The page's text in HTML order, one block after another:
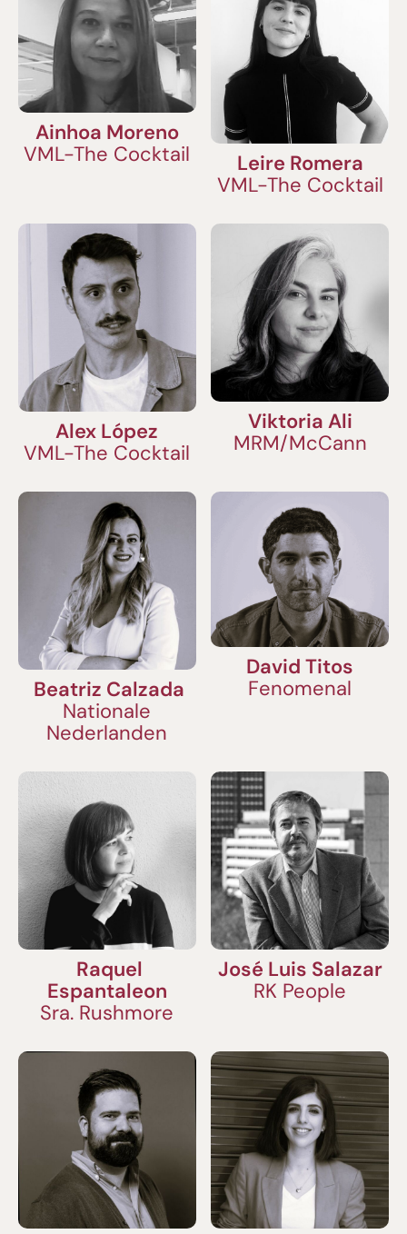
Ainhoa Moreno
VML-The Cocktail
Leire Romera
VML-The Cocktail
Alex López
VML-The Cocktail
Viktoria Ali
MRM/McCann
Beatriz Calzada
Nationale
Nederlanden
David Titos
Fenomenal
Raquel
Espantaleon
Sra. Rushmore
José Luis Salazar
RK People